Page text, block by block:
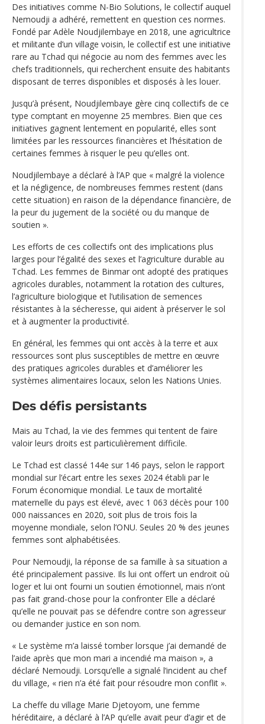
Des initiatives comme N-Bio Solutions, le collectif auquel
Nemoudji a adhéré, remettent en question ces normes.
Fondé par Adèle Noudjilembaye en 2018, une agricultrice
et militante d’un village voisin, le collectif est une initiative
rare au Tchad qui négocie au nom des femmes avec les
chefs traditionnels, qui recherchent ensuite des habitants
disposant de terres disponibles et disposés à les louer.
Jusqu’à présent, Noudjilembaye gère cinq collectifs de ce
type comptant en moyenne 25 membres. Bien que ces
initiatives gagnent lentement en popularité, elles sont
limitées par les ressources financières et l’hésitation de
certaines femmes à risquer le peu qu’elles ont.
Noudjilembaye a déclaré à l’AP que « malgré la violence
et la négligence, de nombreuses femmes restent (dans
cette situation) en raison de la dépendance financière, de
la peur du jugement de la société ou du manque de
soutien ».
Les efforts de ces collectifs ont des implications plus
larges pour l’égalité des sexes et l’agriculture durable au
Tchad. Les femmes de Binmar ont adopté des pratiques
agricoles durables, notamment la rotation des cultures,
l’agriculture biologique et l’utilisation de semences
résistantes à la sécheresse, qui aident à préserver le sol
et à augmenter la productivité.
En général, les femmes qui ont accès à la terre et aux
ressources sont plus susceptibles de mettre en œuvre
des pratiques agricoles durables et d’améliorer les
systèmes alimentaires locaux, selon les Nations Unies.
Des défis persistants
Mais au Tchad, la vie des femmes qui tentent de faire
valoir leurs droits est particulièrement difficile.
Le Tchad est classé 144e sur 146 pays, selon le rapport
mondial sur l’écart entre les sexes 2024 établi par le
Forum économique mondial. Le taux de mortalité
maternelle du pays est élevé, avec 1 063 décès pour 100
000 naissances en 2020, soit plus de trois fois la
moyenne mondiale, selon l’ONU. Seules 20 % des jeunes
femmes sont alphabétisées.
Pour Nemoudji, la réponse de sa famille à sa situation a
été principalement passive. Ils lui ont offert un endroit où
loger et lui ont fourni un soutien émotionnel, mais n’ont
pas fait grand-chose pour la confronter Elle a déclaré
qu’elle ne pouvait pas se défendre contre son agresseur
ou demander justice en son nom.
« Le système m’a laissé tomber lorsque j’ai demandé de
l’aide après que mon mari a incendié ma maison », a
déclaré Nemoudji. Lorsqu’elle a signalé l’incident au chef
du village, « rien n’a été fait pour résoudre mon conflit ».
La cheffe du village Marie Djetoyom, une femme
héréditaire, a déclaré à l’AP qu’elle avait peur d’agir et de